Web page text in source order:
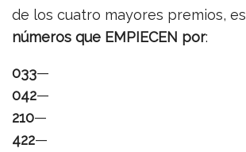
de los cuatro mayores premios,
números que EMPIECEN por:
033—
042—
210—
422—